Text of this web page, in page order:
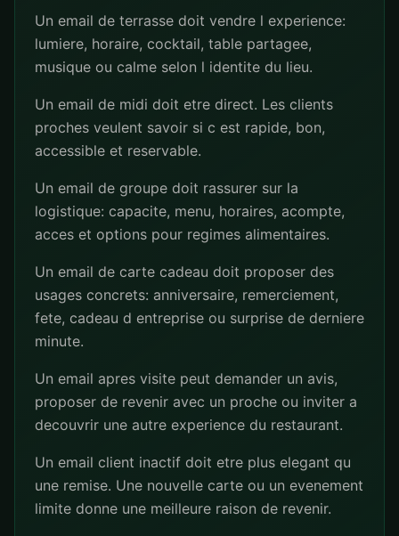
Un email de terrasse doit vendre l experience:
lumiere, horaire, cocktail, table partagee,
musique ou calme selon l identite du lieu.
Un email de midi doit etre direct. Les clients
proches veulent savoir si c est rapide, bon,
accessible et reservable.
Un email de groupe doit rassurer sur la
logistique: capacite, menu, horaires, acompte,
acces et options pour regimes alimentaires.
Un email de carte cadeau doit proposer des
usages concrets: anniversaire, remerciement,
fete, cadeau d entreprise ou surprise de derniere
minute.
Un email apres visite peut demander un avis,
proposer de revenir avec un proche ou inviter a
decouvrir une autre experience du restaurant.
Un email client inactif doit etre plus elegant qu
une remise. Une nouvelle carte ou un evenement
limite donne une meilleure raison de revenir.